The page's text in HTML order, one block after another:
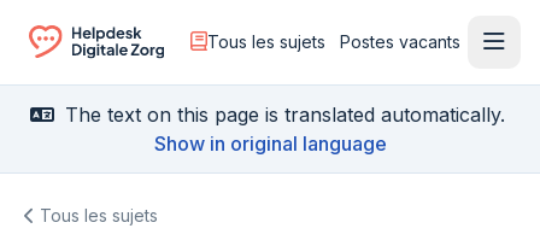
Ga naar de homepagina
Tous les sujets Postes vacants
The text on this page is translated automatically.
Show in original language
Tous les sujets